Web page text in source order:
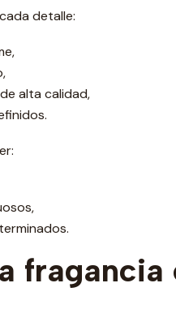
detalle:
alta calidad,
fragancia